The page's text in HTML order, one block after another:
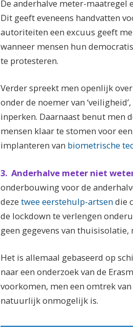
De anderhalve meter-maatregel
Dit geeft eveneens handvatten
autoriteiten een excuus geeft
wanneer mensen hun
te protesteren.
Verder spreekt men openlijk
onder de noemer van
inperken. Daarnaast benut men
mensen klaar te stomen voor
implanteren van biometrische
3. Anderhalve meter niet
onderbouwing voor de
deze twee eerstehulp-artsendie
de lockdown te verlengen
geen gegevens van thuisisolatie,
Het is allemaal gebaseerd op
naar een onderzoek van de
voorkomen, men een omtrek
natuurlijk onmogelijk is.